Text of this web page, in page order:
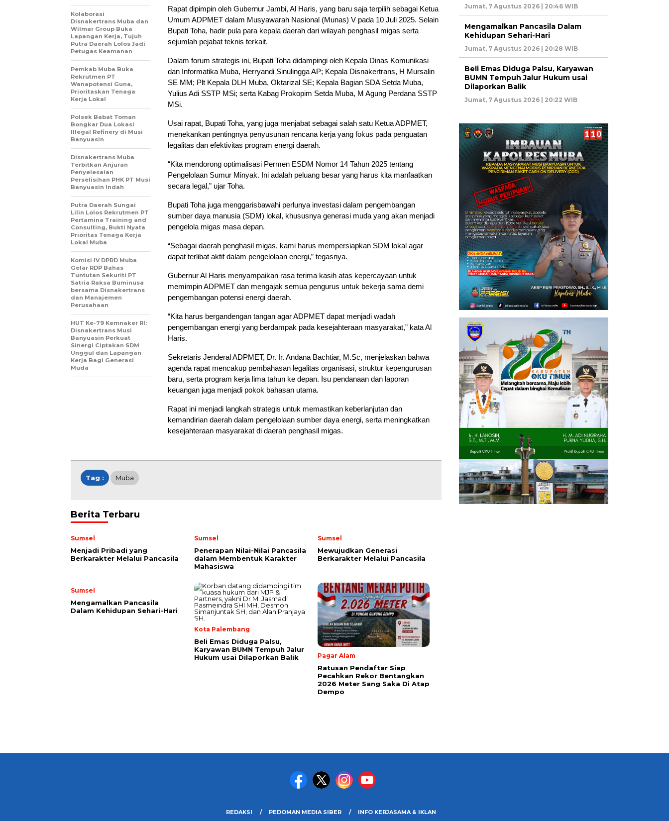
Rapat dipimpin oleh Gubernur Jambi, Al Haris, yang baru saja terpilih sebagai Ketua
Umum ADPMET dalam Musyawarah Nasional (Munas) V pada 10 Juli 2025. Selain
Bupati Toha, hadir pula para kepala daerah dari wilayah penghasil migas serta
sejumlah pejabat teknis terkait.
Dalam forum strategis ini, Bupati Toha didampingi oleh Kepala Dinas Komunikasi
dan Informatika Muba, Herryandi Sinulingga AP; Kepala Disnakertrans, H Mursalin
SE MM; Plt Kepala DLH Muba, Oktarizal SE; Kepala Bagian SDA Setda Muba,
Yulius Adi SSTP MSi; serta Kabag Prokopim Setda Muba, M Agung Perdana SSTP
MSi.
Usai rapat, Bupati Toha, yang juga menjabat sebagai salah satu Ketua ADPMET,
menekankan pentingnya penyusunan rencana kerja yang fokus pada penguatan
legalitas dan efektivitas program energi daerah.
“Kita mendorong optimalisasi Permen ESDM Nomor 14 Tahun 2025 tentang
Pengelolaan Sumur Minyak. Ini adalah peluang besar yang harus kita manfaatkan
secara legal,” ujar Toha.
Bupati Toha juga menggarisbawahi perlunya investasi dalam pengembangan
sumber daya manusia (SDM) lokal, khususnya generasi muda yang akan menjadi
pengelola migas masa depan.
“Sebagai daerah penghasil migas, kami harus mempersiapkan SDM lokal agar
dapat terlibat aktif dalam pengelolaan energi,” tegasnya.
Gubernur Al Haris menyampaikan rasa terima kasih atas kepercayaan untuk
memimpin ADPMET dan mengajak semua pengurus untuk bekerja sama demi
pengembangan potensi energi daerah.
“Kita harus bergandengan tangan agar ADPMET dapat menjadi wadah
pengembangan energi yang berdampak pada kesejahteraan masyarakat,” kata Al
Haris.
Sekretaris Jenderal ADPMET, Dr. Ir. Andana Bachtiar, M.Sc, menjelaskan bahwa
agenda rapat mencakup pembahasan legalitas organisasi, struktur kepengurusan
baru, serta program kerja lima tahun ke depan. Isu pendanaan dan laporan
keuangan juga menjadi pokok bahasan utama.
Rapat ini menjadi langkah strategis untuk memastikan keberlanjutan dan
kemandirian daerah dalam pengelolaan sumber daya energi, serta meningkatkan
kesejahteraan masyarakat di daerah penghasil migas.
Kolaborasi
Disnakertrans Muba dan
Wilmar Group Buka
Lapangan Kerja, Tujuh
Putra Daerah Lolos Jadi
Petugas Keamanan
Pemkab Muba Buka
Rekrutmen PT
Wanapotensi Guna,
Prioritaskan Tenaga
Kerja Lokal
Polsek Babat Toman
Bongkar Dua Lokasi
Illegal Refinery di Musi
Banyuasin
Disnakertrans Muba
Terbitkan Anjuran
Penyelesaian
Perselisihan PHK PT Musi
Banyuasin Indah
Putra Daerah Sungai
Lilin Lolos Rekrutmen PT
Pertamina Training and
Consulting, Bukti Nyata
Prioritas Tenaga Kerja
Lokal Muba
Komisi IV DPRD Muba
Gelar RDP Bahas
Tuntutan Sekuriti PT
Satria Raksa Buminusa
bersama Disnakertrans
dan Manajemen
Perusahaan
HUT Ke-79 Kemnaker RI:
Disnakertrans Musi
Banyuasin Perkuat
Sinergi Ciptakan SDM
Unggul dan Lapangan
Kerja Bagi Generasi
Muda
Tag : Muba
Berita Terbaru
Sumsel
Menjadi Pribadi yang
Berkarakter Melalui Pancasila
Sumsel
Penerapan Nilai-Nilai Pancasila
dalam Membentuk Karakter
Mahasiswa
Sumsel
Mewujudkan Generasi
Berkarakter Melalui Pancasila
Sumsel
Mengamalkan Pancasila
Dalam Kehidupan Sehari-Hari
Kota Palembang
Beli Emas Diduga Palsu,
Karyawan BUMN Tempuh Jalur
Hukum usai Dilaporkan Balik
Pagar Alam
Ratusan Pendaftar Siap
Pecahkan Rekor Bentangkan
2026 Meter Sang Saka Di Atap
Dempo
Jumat, 7 Agustus 2026 | 20:46 WIB
Mengamalkan Pancasila Dalam
Kehidupan Sehari-Hari
Jumat, 7 Agustus 2026 | 20:28 WIB
Beli Emas Diduga Palsu, Karyawan
BUMN Tempuh Jalur Hukum usai
Dilaporkan Balik
Jumat, 7 Agustus 2026 | 20:22 WIB
REDAKSI PEDOMAN MEDIA SIBER INFO KERJASAMA & IKLAN